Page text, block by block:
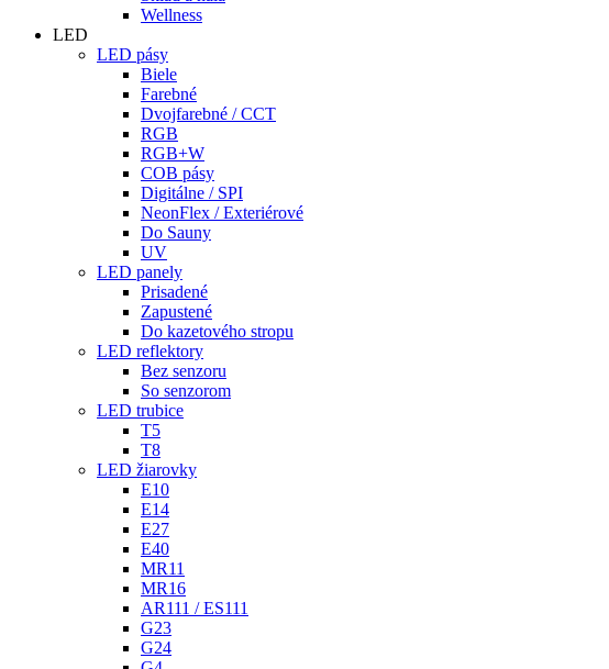
Wellness
LED
LED pásy
Biele
Farebné
Dvojfarebné / CCT
RGB
RGB+W
COB pásy
Digitálne / SPI
NeonFlex / Exteriérové
Do Sauny
UV
LED panely
Prisadené
Zapustené
Do kazetového stropu
LED reflektory
Bez senzoru
So senzorom
LED trubice
T5
T8
LED žiarovky
E10
E14
E27
E40
MR11
MR16
AR111 / ES111
G23
G24